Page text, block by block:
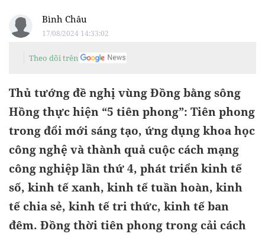
Bình Châu
17/08/2024 14:33:02
Theo dõi trên
Thủ tướng đề nghị vùng Đồng bằng sông
Hồng thực hiện “5 tiên phong”: Tiên phong
trong đổi mới sáng tạo, ứng dụng khoa học
công nghệ và thành quả cuộc cách mạng
công nghiệp lần thứ 4, phát triển kinh tế
số, kinh tế xanh, kinh tế tuần hoàn, kinh
tế chia sẻ, kinh tế tri thức, kinh tế ban
đêm. Đồng thời tiên phong trong cải cách